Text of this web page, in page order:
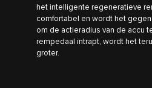
het intelligente regeneratieve
comfortabel en wordt het
om de actieradius van de accu
rempedaal intrapt, wordt het
groter.